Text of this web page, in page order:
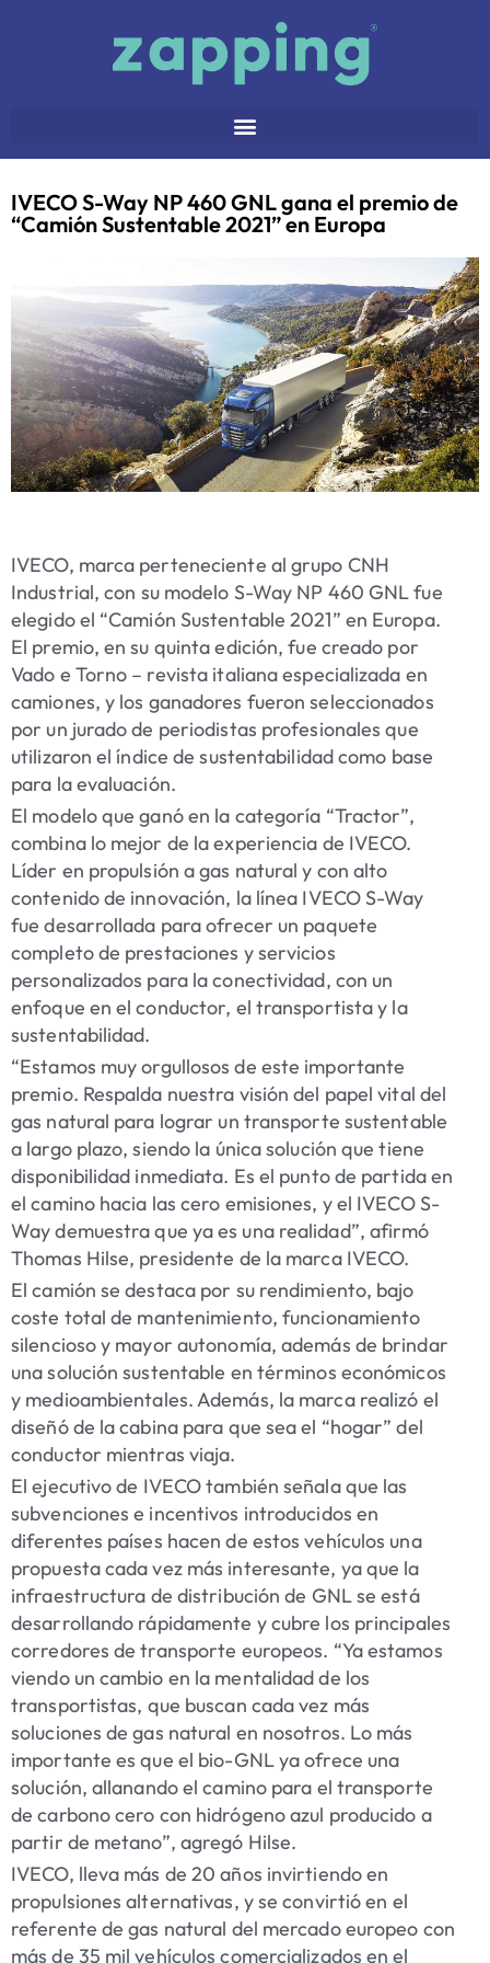
IVECO S-Way NP 460 GNL gana el premio de
“Camión Sustentable 2021” en Europa
IVECO, marca perteneciente al grupo CNH
Industrial, con su modelo S-Way NP 460 GNL fue
elegido el “Camión Sustentable 2021” en Europa.
El premio, en su quinta edición, fue creado por
Vado e Torno – revista italiana especializada en
camiones, y los ganadores fueron seleccionados
por un jurado de periodistas profesionales que
utilizaron el índice de sustentabilidad como base
para la evaluación.
El modelo que ganó en la categoría “Tractor”,
combina lo mejor de la experiencia de IVECO.
Líder en propulsión a gas natural y con alto
contenido de innovación, la línea IVECO S-Way
fue desarrollada para ofrecer un paquete
completo de prestaciones y servicios
personalizados para la conectividad, con un
enfoque en el conductor, el transportista y la
sustentabilidad.
“Estamos muy orgullosos de este importante
premio. Respalda nuestra visión del papel vital del
gas natural para lograr un transporte sustentable
a largo plazo, siendo la única solución que tiene
disponibilidad inmediata. Es el punto de partida en
el camino hacia las cero emisiones, y el IVECO S-
Way demuestra que ya es una realidad”, afirmó
Thomas Hilse, presidente de la marca IVECO.
El camión se destaca por su rendimiento, bajo
coste total de mantenimiento, funcionamiento
silencioso y mayor autonomía, además de brindar
una solución sustentable en términos económicos
y medioambientales. Además, la marca realizó el
diseñó de la cabina para que sea el “hogar” del
conductor mientras viaja.
El ejecutivo de IVECO también señala que las
subvenciones e incentivos introducidos en
diferentes países hacen de estos vehículos una
propuesta cada vez más interesante, ya que la
infraestructura de distribución de GNL se está
desarrollando rápidamente y cubre los principales
corredores de transporte europeos. “Ya estamos
viendo un cambio en la mentalidad de los
transportistas, que buscan cada vez más
soluciones de gas natural en nosotros. Lo más
importante es que el bio-GNL ya ofrece una
solución, allanando el camino para el transporte
de carbono cero con hidrógeno azul producido a
partir de metano”, agregó Hilse.
IVECO, lleva más de 20 años invirtiendo en
propulsiones alternativas, y se convirtió en el
referente de gas natural del mercado europeo con
más de 35 mil vehículos comercializados en el